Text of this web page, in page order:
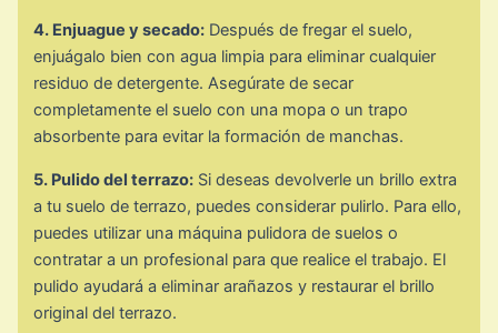
4. Enjuague y secado: Después de fregar el suelo,
enjuágalo bien con agua limpia para eliminar cualquier
residuo de detergente. Asegúrate de secar
completamente el suelo con una mopa o un trapo
absorbente para evitar la formación de manchas.
5. Pulido del terrazo: Si deseas devolverle un brillo extra
a tu suelo de terrazo, puedes considerar pulirlo. Para ello,
puedes utilizar una máquina pulidora de suelos o
contratar a un profesional para que realice el trabajo. El
pulido ayudará a eliminar arañazos y restaurar el brillo
original del terrazo.